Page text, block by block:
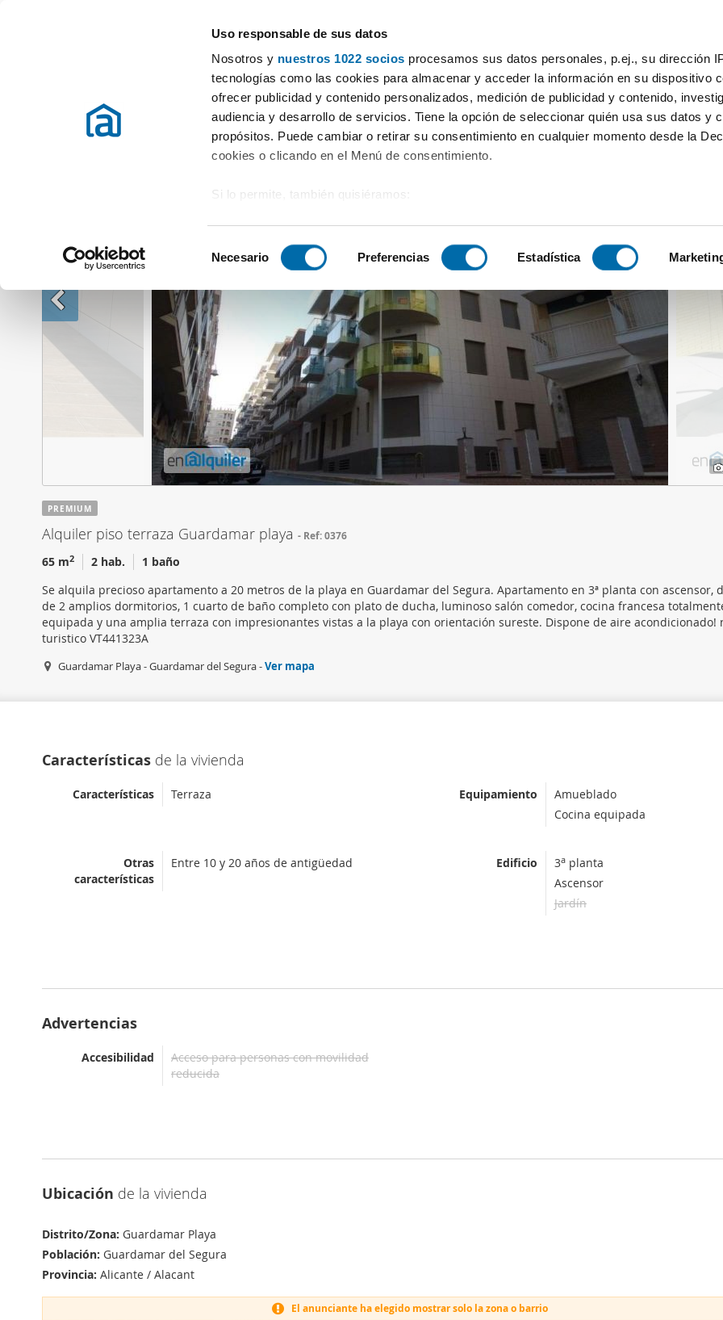
Uso responsable de sus datos
Nosotros y nuestros 1022 socios procesamos sus datos personales, p.ej., su dirección
tecnologías como las cookies para almacenar y acceder la información en su dispositivo
ofrecer publicidad y contenido personalizados, medición de publicidad y contenido,
audiencia y desarrollo de servicios. Tiene la opción de seleccionar quién usa sus datos y
propósitos. Puede cambiar o retirar su consentimiento en cualquier momento desde la
cookies o clicando en el Menú de consentimiento.
Si lo permite, también quisiéramos:
Identificar su dispositivo analizándolo activamente para buscar características
Obtenga más información sobre cómo se procesan sus datos personales y establezca
preferencias en lasección de datos
. Puede cambiar o retirar su consentimiento en
en la Declaración de cookies.
Las cookies de este sitio web se usan para personalizar el contenido y los anuncios,
de redes sociales y analizar el tráfico. Además, compartimos información sobre el uso
sitio web con nuestros partners de redes sociales, publicidad y análisis web, quienes
combinarla con otra información que les haya proporcionado o que hayan recopilado a
que haya hecho de sus servicios.
e
e
c
c
i
ó
n
d
e
c
o
e
i
m
n
Necesario Preferencias Estadística
Alquiler Pisos Guardamar del segura Alquiler piso terraza Guardamar playa
PREMIUM
Alquiler piso terraza Guardamar playa Ref: 0376
65 m2 2 hab.
1 baño
Se alquila precioso apartamento a 20 metros de la playa en Guardamar del Segura. Apartamento en 3ª planta con ascensor,
de 2 amplios dormitorios, 1 cuarto de baño completo con plato de ducha, luminoso salón comedor, cocina francesa
equipada y una amplia terraza con impresionantes vistas a la playa con orientación sureste. Dispone de aire acondicionado!
turistico VT441323A
Guardamar Playa - Guardamar del Segura -Ver mapa
Características de la vivienda
Características Terraza Equipamiento
Amueblado
Cocina equipada
Otras
características
Entre 10 y 20 años de antigüedad Edificio 3a planta
Ascensor
Jardín
Advertencias
Accesibilidad
Acceso para personas con movilidad
reducida
Ubicación de la vivienda
Distrito/Zona: Guardamar Playa
Población: Guardamar del Segura
Provincia: Alicante / Alacant
El anunciante ha elegido mostrar solo la zona o barrio